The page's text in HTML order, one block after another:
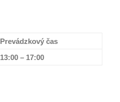
Prevádzkový čas
13:00 – 17:00